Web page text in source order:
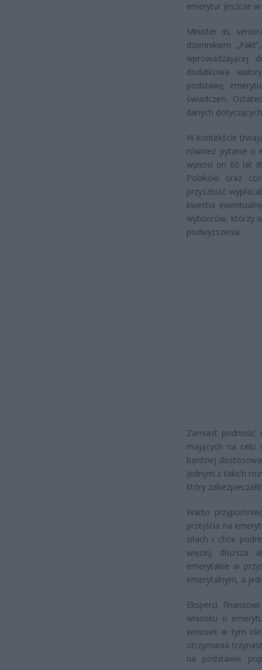
emerytur jeszcze
Minister ds.
dziennikiem
wprowadzającej
dodatkowa
podstawę
świadczeń.
danych
W kontekście
również pytanie o
wynosi on 60 lat
Polaków oraz
przyszłość
kwestia
wyborców, którzy
podwyższenia.
Zamiast podnosić
mających na celu
bardziej
Jednym z takich
który
Warto
przejścia na
siłach i chce
więcej, dłuższa
emerytalne w
emerytalnym, a
Eksperci
wniosku o
wniosek w tym
otrzymania
na podstawie